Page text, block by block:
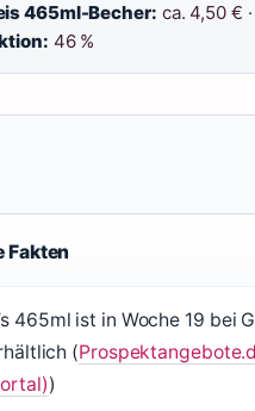
465ml-Becher: ca. 4,50 € ·
46 %
Fakten
465ml ist in Woche 19 bei
(
)